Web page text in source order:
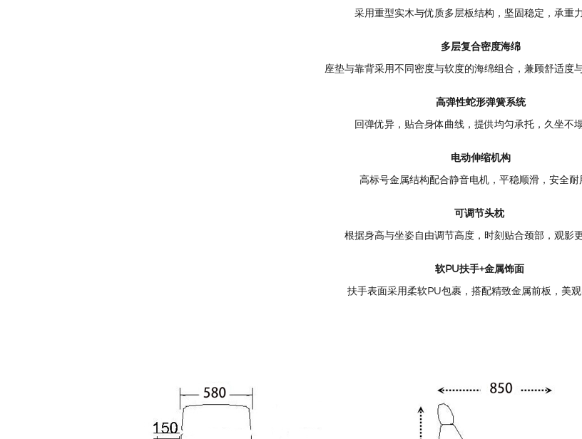
LK 11ZZ 家庭影院沙发 — 匠心臻享，智能舒躺
专为高端家庭影院与休闲空间设计，融合精湛工艺、稳固结构与人性化功能
核心亮点：
匠心包覆工艺
多层复合密度海绵
座垫与靠背采用不同密度与软度的海绵组合，兼顾舒适度